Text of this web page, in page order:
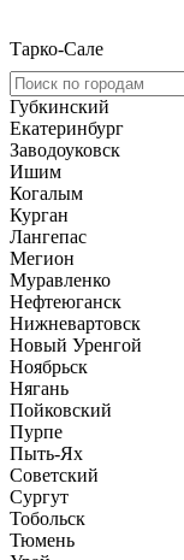
Тарко-Сале
Губкинский
Екатеринбург
Заводоуковск
Ишим
Когалым
Курган
Лангепас
Мегион
Муравленко
Нефтеюганск
Нижневартовск
Новый Уренгой
Ноябрьск
Нягань
Пойковский
Пурпе
Пыть-Ях
Советский
Сургут
Тобольск
Тюмень